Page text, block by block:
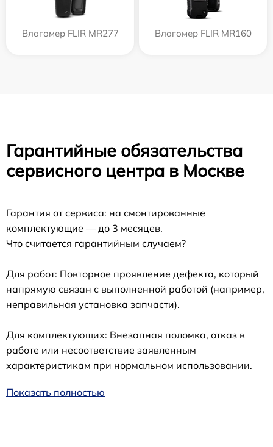
Влагомер FLIR MR277 Влагомер FLIR MR160
Гарантийные обязательства
сервисного центра в Москве
Гарантия от сервиса: на смонтированные
комплектующие — до 3 месяцев.
Что считается гарантийным случаем?
Для работ: Повторное проявление дефекта, который
напрямую связан с выполненной работой (например,
неправильная установка запчасти).
Для комплектующих: Внезапная поломка, отказ в
работе или несоответствие заявленным
характеристикам при нормальном использовании.
Показать полностью